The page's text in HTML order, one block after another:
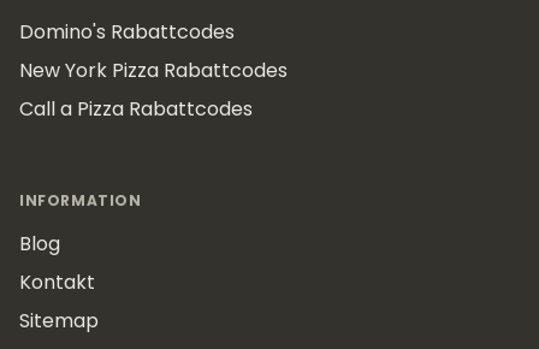
Domino's Rabattcodes
New York Pizza Rabattcodes
Call a Pizza Rabattcodes
INFORMATION
Blog
Kontakt
Sitemap